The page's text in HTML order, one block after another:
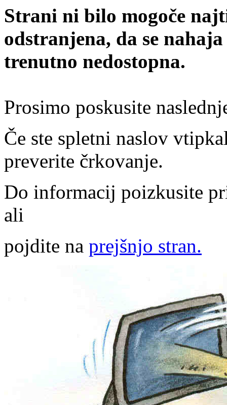
Strani ni bilo mogoče
odstranjena, da se
trenutno nedostopna.
Prosimo poskusite
Če ste spletni naslov
preverite črkovanje.
Do informacij poizkusite
ali
pojdite na prejšnjo stran.